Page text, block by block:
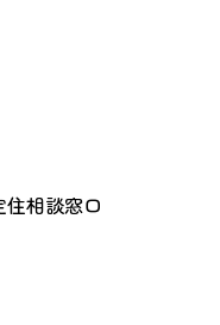
相談窓口